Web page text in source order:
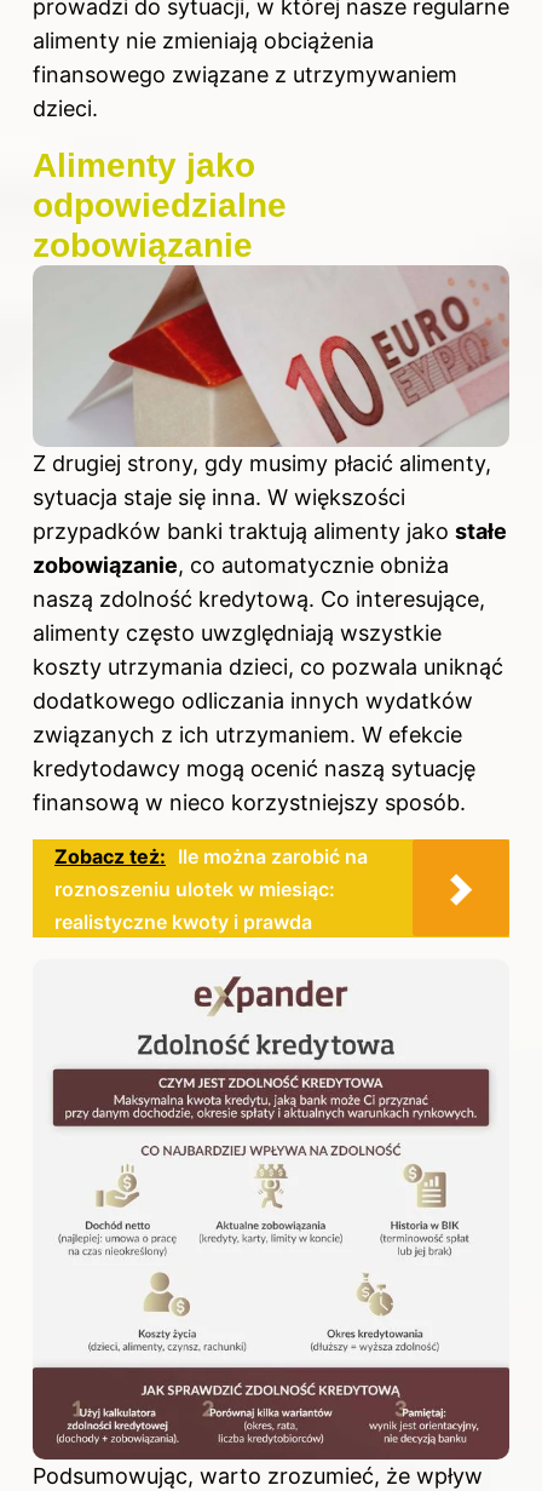
prowadzi do sytuacji, w której nasze regularne
alimenty nie zmieniają obciążenia
finansowego związane z utrzymywaniem
dzieci.
Alimenty jako
odpowiedzialne
zobowiązanie
Z drugiej strony, gdy musimy płacić alimenty,
sytuacja staje się inna. W większości
przypadków banki traktują alimenty jako stałe
zobowiązanie, co automatycznie obniża
naszą zdolność kredytową. Co interesujące,
alimenty często uwzględniają wszystkie
koszty utrzymania dzieci, co pozwala uniknąć
dodatkowego odliczania innych wydatków
związanych z ich utrzymaniem. W efekcie
kredytodawcy mogą ocenić naszą sytuację
finansową w nieco korzystniejszy sposób.
Zobacz też: Ile można zarobić na
roznoszeniu ulotek w miesiąc:
realistyczne kwoty i prawda
Podsumowując, warto zrozumieć, że wpływ